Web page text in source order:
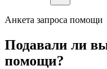
Анкета запроса помощи
Подавали ли
помощи?